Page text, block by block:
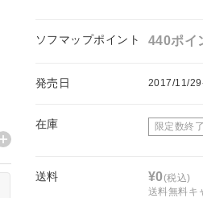
ソフマップポイント 440ポイ
発売日 2017/11/29
在庫 限定数終了
送料 ¥0(税込)
送料無料キ